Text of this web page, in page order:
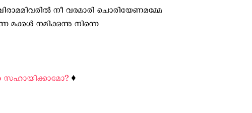
നീ വരമാരി ചൊരിയേണമമ്മേ
മക്കള്‍ നമിക്കുന്നു നിന്നെ
♦️